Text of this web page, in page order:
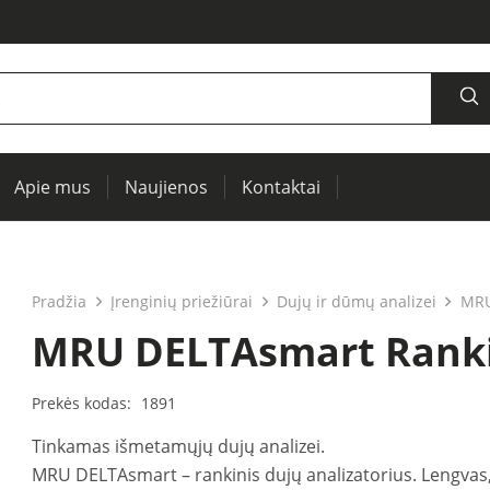
Apie mus Naujienos Kontaktai
Pradžia Įrenginių priežiūrai Dujų ir dūmų analizei
MRU DELTAsmart
Prekės kodas: 1891
Tinkamas išmetamųjų dujų analizei.
MRU DELTAsmart – rankinis dujų analizatorius.